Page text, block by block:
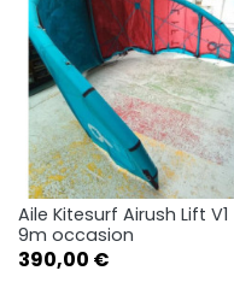
Aile Kitesurf Airush Lift V1
9m occasion
Prix
390,00 €